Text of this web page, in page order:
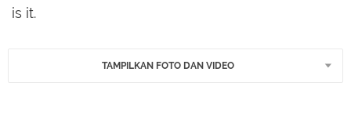
is it.
TAMPILKAN FOTO DAN VIDEO